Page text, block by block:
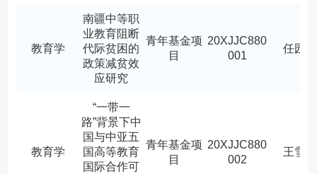
教育学
南疆中等职
业教育阻断
代际贫困的
政策减贫效
应研究
青年基金项
目
20XJJC880
001
任园园
教育学
“一带一
路”背景下中
国与中亚五
国高等教育
国际合作可
青年基金项
目
20XJJC880
002
王雪梅